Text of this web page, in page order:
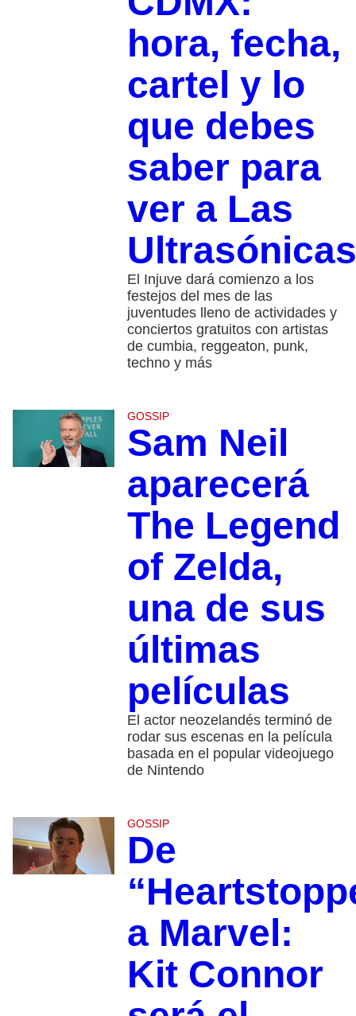
hora, fecha,
cartel y lo
que debes
saber para
ver a Las
Ultrasónicas
El Injuve dará comienzo a los
festejos del mes de las
juventudes lleno de actividades y
conciertos gratuitos con artistas
de cumbia, reggeaton, punk,
techno y más
GOSSIP
Sam Neil
aparecerá
The Legend
of Zelda,
una de sus
últimas
películas
El actor neozelandés terminó de
rodar sus escenas en la película
basada en el popular videojuego
de Nintendo
GOSSIP
De
a Marvel:
Kit Connor